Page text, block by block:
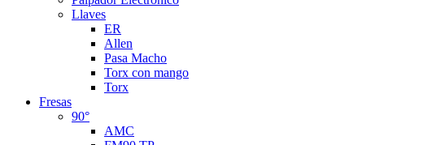
Llaves
ER
Allen
Pasa Macho
Torx con mango
Torx
Fresas
90°
AMC